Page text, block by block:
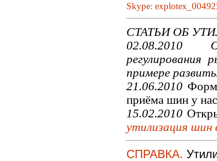
Skype:
СТАТЬИ ОБ
02.08.2010
примере
21.06.2010
приёма шин у
15.02.2010
утилизация шин
СПРАВКА.